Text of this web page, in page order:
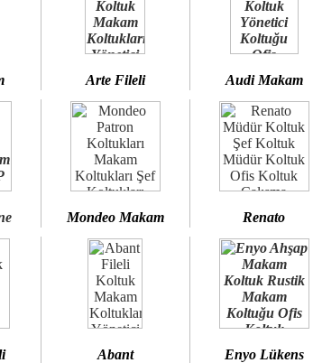
Arte Fileli Audi Makam
Mondeo Makam Renato
Abant Enyo Lükens